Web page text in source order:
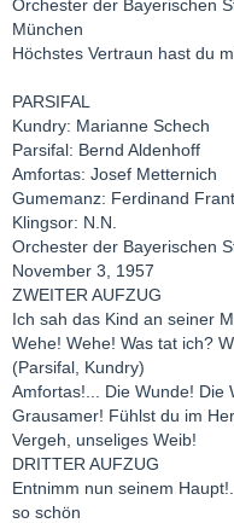
Orchester der Bayerischen
München
Höchstes Vertraun hast du
PARSIFAL
Kundry: Marianne Schech
Parsifal: Bernd Aldenhoff
Amfortas: Josef Metternich
Gumemanz: Ferdinand
Klingsor: N.N.
Orchester der Bayerischen
November 3, 1957
ZWEITER AUFZUG
Ich sah das Kind an seiner
Wehe! Wehe! Was tat ich?
(Parsifal, Kundry)
Amfortas!... Die Wunde! Die
Grausamer! Fühlst du im
Vergeh, unseliges Weib!
DRITTER AUFZUG
Entnimm nun seinem
so schön